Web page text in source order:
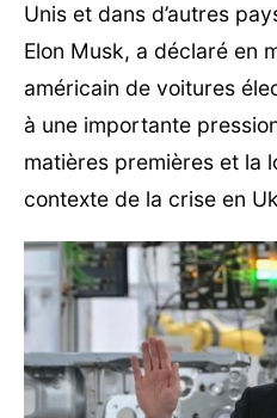
Unis et dans d’autres
Elon Musk, a déclaré en
américain de voitures
à une importante
matières premières et la
contexte de la crise en